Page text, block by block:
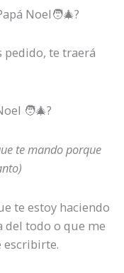
Noel🧑‍🎄?
pedido, te traerá
🧑‍🎄?
te mando porque
te estoy haciendo
del todo o que me
escribirte.